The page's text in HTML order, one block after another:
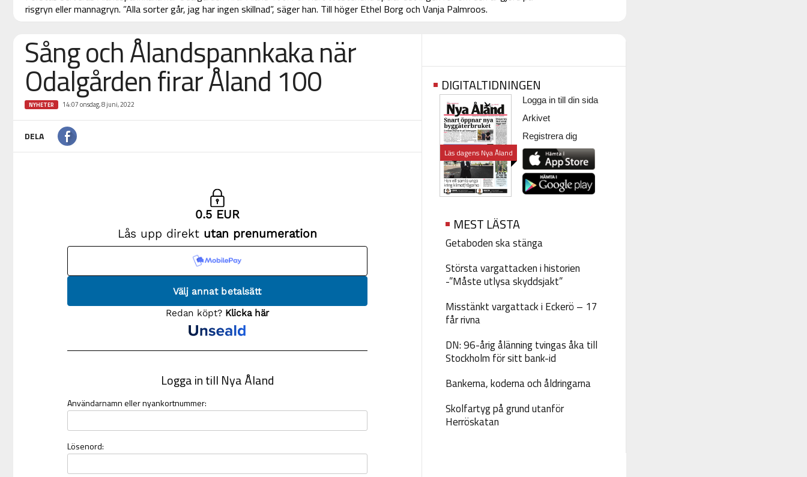
risgryn eller mannagryn. ”Alla sorter går, jag har ingen skillnad”, säger han. Till höger Ethel Borg och Vanja Palmroos.
Sång och Ålandspannkaka när
Odalgården firar Åland 100
NYHETER 14:07 onsdag, 8 juni, 2022
DELA
DIGITALTIDNINGEN
Läs dagens Nya Åland
Logga in till din sida
Arkivet
Registrera dig
MEST LÄSTA
Getaboden ska stänga
Största vargattacken i historien
-”Måste utlysa skyddsjakt”
Misstänkt vargattack i Eckerö – 17
får rivna
DN: 96-årig ålänning tvingas åka till
Stockholm för sitt bank-id
Bankerna, koderna och åldringarna
Skolfartyg på grund utanför
Herröskatan